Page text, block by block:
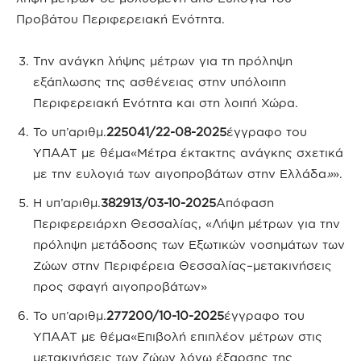
Προβάτου Περιφερειακή Ενότητα.
Την ανάγκη λήψης μέτρων για τη πρόληψη
εξάπλωσης της ασθένειας στην υπόλοιπη
Περιφερειακή Ενότητα και στη λοιπή Χώρα.
Το υπ’αριθμ.225041/22-08-2025έγγραφο του
ΥΠΑΑΤ με θέμα«Μέτρα έκτακτης ανάγκης σχετικά
με την ευλογιά των αιγοπροβάτων στην Ελλάδα»».
Η υπ’αριθμ.382913/03-10-2025Απόφαση
Περιφερειάρχη Θεσσαλίας, «Λήψη μέτρων για την
πρόληψη μετάδοσης των Εξωτικών νοσημάτων των
Ζώων στην Περιφέρεια Θεσσαλίας–μετακινήσεις
προς σφαγή αιγοπροβάτων»
Το υπ’αριθμ.277200/10-10-2025έγγραφο του
ΥΠΑΑΤ με θέμα«Επιβολή επιπλέον μέτρων στις
μετακινήσεις των ζώων λόγω έξαρσης της